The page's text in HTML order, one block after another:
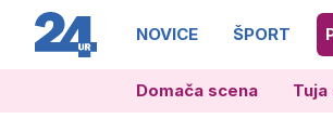
NOVICE ŠPORT
Domača scena Tuja